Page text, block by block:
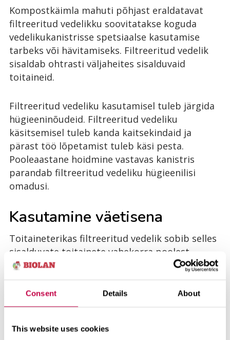
Consent Details About
This website uses cookies
Kompostkäimla mahuti põhjast eraldatavat
filtreeritud vedelikku soovitatakse koguda
vedelikukanistrisse spetsiaalse kasutamise
tarbeks või hävitamiseks. Filtreeritud vedelik
sisaldab ohtrasti väljaheites sisalduvaid
toitaineid.
Filtreeritud vedeliku kasutamisel tuleb järgida
hügieeninõudeid. Filtreeritud vedeliku
käsitsemisel tuleb kanda kaitsekindaid ja
pärast töö lõpetamist tuleb käsi pesta.
Pooleaastane hoidmine vastavas kanistris
parandab filtreeritud vedeliku hügieenilisi
omadusi.
Kasutamine väetisena
Toitaineterikas filtreeritud vedelik sobib selles
sisalduvate toitainete vahekorra poolest
suurepäraselt taimede väetamiseks. Seda võib
muru väetamiseks. Peenramaa töötlemata
söödavaid taimi filtreeritud vedelikuga kasta ei